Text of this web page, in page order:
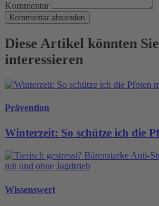
Kommentar
Kommentar absenden
Diese Artikel könnten
interessieren
Prävention
Winterzeit: So schütze ich die
Wissenswert